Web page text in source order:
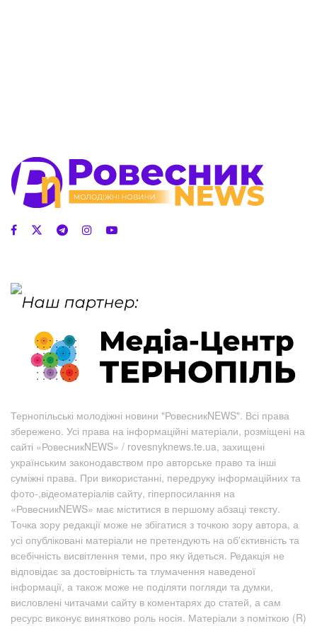
Тернопільські молодіжні новини "РовесникNEWS". Всі права
збережено. Усі права на інформаційні матеріали, розміщені на
сайті «РовесникNEWS» / rovesnyknews.te.ua, захищені
українським законодавством про авторське право та інші
суміжні права. При використанні, передруку інформаційних та
фото-,відеоматеріалів сайту, гіперпосилання на
«РовесникNEWS» має міститися в першому абзаці тексту.
Точка зору редакції може не збігатися з точкою зору автора, а
усі опубліковані матеріали не претендують на об'єктивність та
всебічність висвітлення теми, про яку йдеться. Редакція не
відповідає за достовірність та тлумачення наведеної
інформації, а також може не поділяти погляди та думки,
висловлені читачами сайту в коментарях до статей, а сам
ресурс виконує винятково роль носія. Матеріали з поміткою (R)